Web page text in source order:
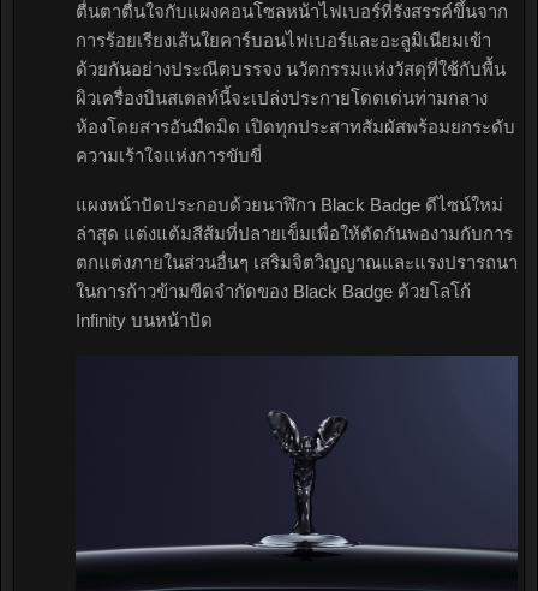
ตื่นตาตื่นใจกับแผงคอนโซลหน้าไฟเบอร์ที่รังสรรค์ขึ้นจาก
การร้อยเรียงเส้นใยคาร์บอนไฟเบอร์และอะลูมิเนียมเข้า
ด้วยกันอย่างประณีตบรรจง นวัตกรรมแห่งวัสดุที่ใช้กับพื้น
ผิวเครื่องบินสเตลท์นี้จะเปล่งประกายโดดเด่นท่ามกลาง
ห้องโดยสารอันมืดมิด เปิดทุกประสาทสัมผัสพร้อมยกระดับ
ความเร้าใจแห่งการขับขี่
แผงหน้าปัดประกอบด้วยนาฬิกา Black Badge ดีไซน์ใหม่
ล่าสุด แต่งแต้มสีส้มที่ปลายเข็มเพื่อให้ตัดกันพองามกับการ
ตกแต่งภายในส่วนอื่นๆ เสริมจิตวิญญาณและแรงปรารถนา
ในการก้าวข้ามขีดจำกัดของ Black Badge ด้วยโลโก้
Infinity บนหน้าปัด